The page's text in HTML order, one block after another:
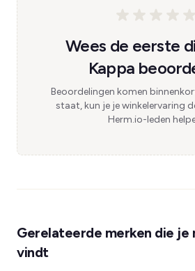
Wees de eerste
Kappa
Beoordelingen komen
staat, kun je je winkelervaring
Herm.io-leden
Gerelateerde merken die je
vindt